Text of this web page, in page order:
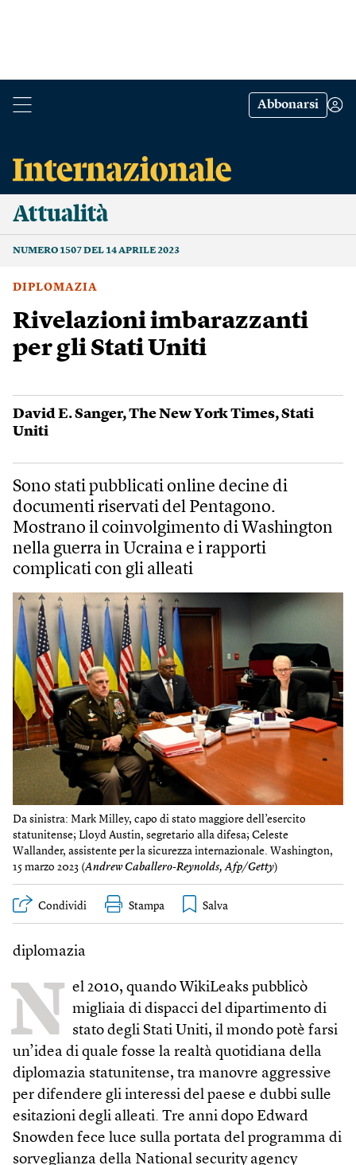
Abbonarsi
Attualità
NUMERO 1507 DEL 14 APRILE 2023
DIPLOMAZIA
Rivelazioni imbarazzanti
per gli Stati Uniti
David E. Sanger,The New York Times,Stati
Uniti
Sono stati pubblicati online decine di
documenti riservati del Pentagono.
Mostrano il coinvolgimento di Washington
nella guerra in Ucraina e i rapporti
complicati con gli alleati
Da sinistra: Mark Milley, capo di stato maggiore dell’esercito
statunitense; Lloyd Austin, segretario alla difesa; Celeste
Wallander, assistente per la sicurezza internazionale. Washington,
15 marzo 2023 (Andrew Caballero-Reynolds, Afp/Getty)
Condividi Stampa
diplomazia
N el 2010, quando WikiLeaks pubblicò
migliaia di dispacci del dipartimento di
stato degli Stati Uniti, il mondo potè farsi
un’idea di quale fosse la realtà quotidiana della
diplomazia statunitense, tra manovre aggressive
per difendere gli interessi del paese e dubbi sulle
esitazioni degli alleati. Tre anni dopo Edward
Snowden fece luce sulla portata del programma di
sorveglianza della National security agency